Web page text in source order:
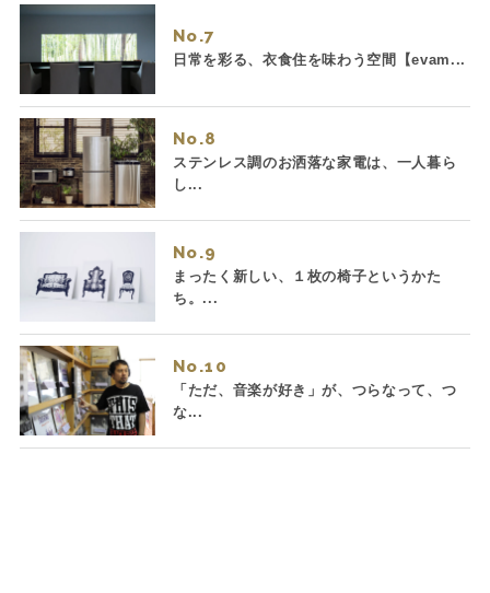
No.
日常を彩る、衣食住を味わう空間【evam...
No.
ステンレス調のお洒落な家電は、一人暮ら
し...
No.
まったく新しい、１枚の椅子というかた
ち。...
No.
「ただ、音楽が好き」が、つらなって、つ
な...